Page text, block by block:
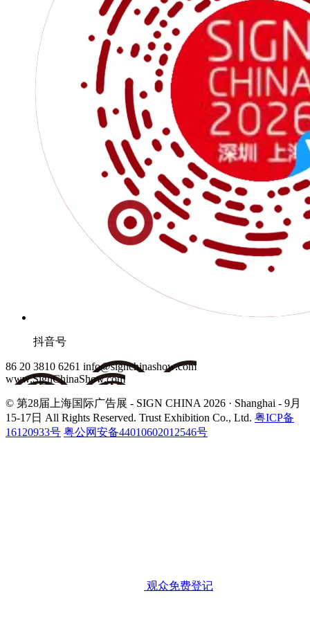
抖音号
86 20 3810 6261 info@signchinashow.com
www.SignChinaShow.com
© 第28届上海国际广告展 - SIGN CHINA 2026 · Shanghai - 9月
15-17日 All Rights Reserved. Trust Exhibition Co., Ltd. 粤ICP备
16120933号 粤公网安备44010602012546号
观众免费登记